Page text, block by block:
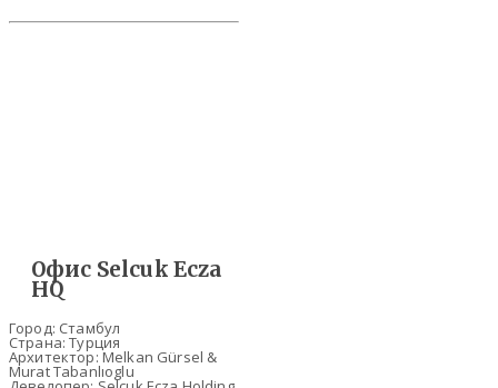
Офис Selcuk Ecza
HQ
Город: Стамбул
Страна: Турция
Архитектор: Melkan Gürsel &
Murat Tabanlıoglu